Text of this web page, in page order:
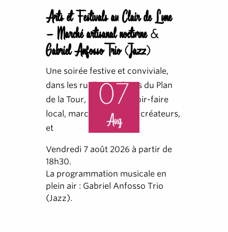
Arts et Festivals au Clair de Lune
- Marché artisanal nocturne &
Gabriel Anfosso Trio (Jazz)
Une soirée festive et conviviale,
dans les ruelles et places du Plan
de la Tour, qui mêle savoir-faire
local, marché d'artisans créateurs,
et
Vendredi 7 août 2026 à partir de
18h30.
La programmation musicale en
plein air : Gabriel Anfosso Trio
(Jazz).
07
Aug